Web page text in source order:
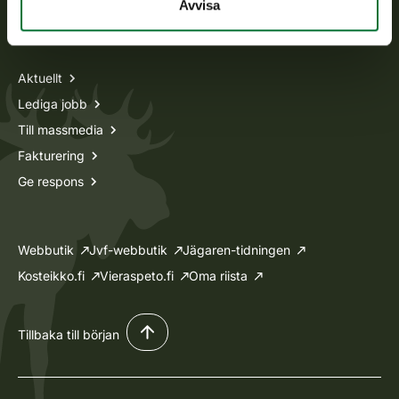
Avvisa
Information om oss
Aktuellt
Lediga jobb
Till massmedia
Fakturering
Ge respons
Webbutik Jvf-webbutik
Jägaren-tidningen
Kosteikko.fi
Vieraspeto.fi Oma riista
Tillbaka till början